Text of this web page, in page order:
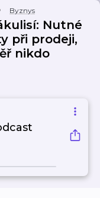
Byznys
Nutné
při prodeji,
nikdo